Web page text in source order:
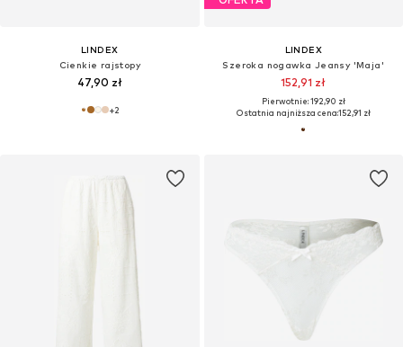
LINDEX
Cienkie rajstopy
47,90 zł
+2
LINDEX
Szeroka nogawka Jeansy 'Maja'
152,91 zł
Pierwotnie: 192,90 zł
Ostatnia najniższa cena:152,91 zł